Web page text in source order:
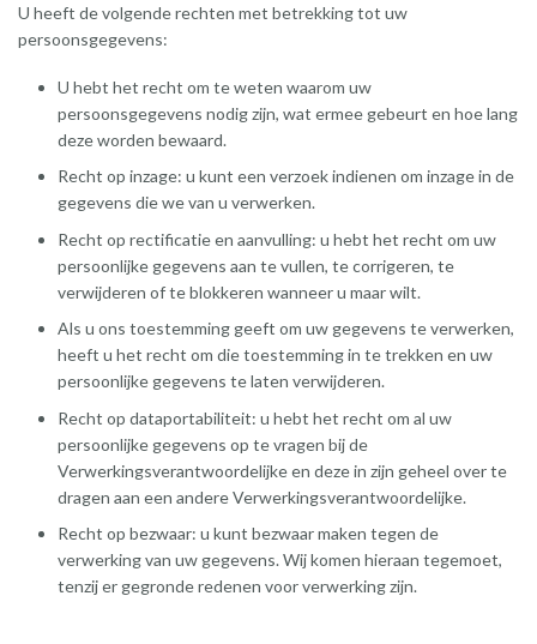
U heeft de volgende rechten met betrekking tot uw
persoonsgegevens:
U hebt het recht om te weten waarom uw
persoonsgegevens nodig zijn, wat ermee gebeurt en hoe lang
deze worden bewaard.
Recht op inzage: u kunt een verzoek indienen om inzage in de
gegevens die we van u verwerken.
Recht op rectificatie en aanvulling: u hebt het recht om uw
persoonlijke gegevens aan te vullen, te corrigeren, te
verwijderen of te blokkeren wanneer u maar wilt.
Als u ons toestemming geeft om uw gegevens te verwerken,
heeft u het recht om die toestemming in te trekken en uw
persoonlijke gegevens te laten verwijderen.
Recht op dataportabiliteit: u hebt het recht om al uw
persoonlijke gegevens op te vragen bij de
Verwerkingsverantwoordelijke en deze in zijn geheel over te
dragen aan een andere Verwerkingsverantwoordelijke.
Recht op bezwaar: u kunt bezwaar maken tegen de
verwerking van uw gegevens. Wij komen hieraan tegemoet,
tenzij er gegronde redenen voor verwerking zijn.